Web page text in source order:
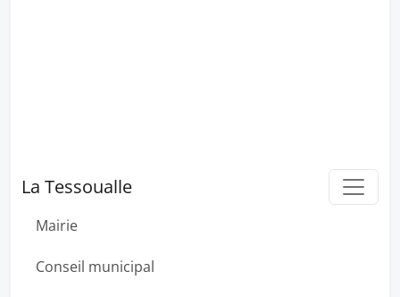
La Tessoualle
Mairie
Conseil municipal